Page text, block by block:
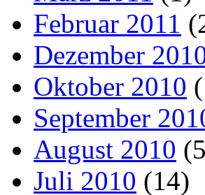
Februar 2011
Dezember
Oktober 2010
September
August 2010
Juli 2010 (14)